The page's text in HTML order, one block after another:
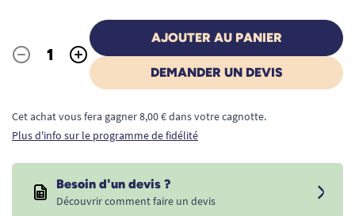
Quantité
- +
AJOUTER AU PANIER
DEMANDER UN DEVIS
Cet achat vous fera gagner 8,00 € dans votre cagnotte.
Plus d'info sur le programme de fidélité
Besoin d'un devis ?
Découvrir comment faire un devis